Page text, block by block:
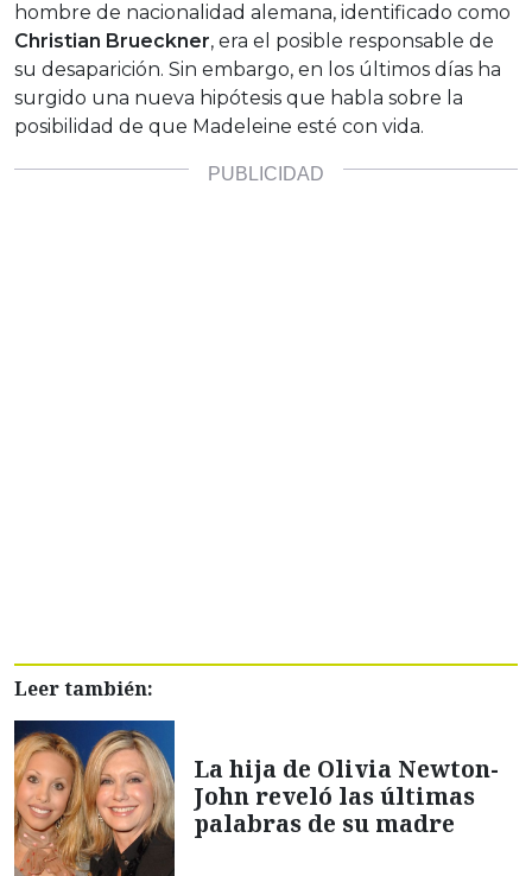
hombre de nacionalidad alemana, identificado como
Christian Brueckner, era el posible responsable de
su desaparición. Sin embargo, en los últimos días ha
surgido una nueva hipótesis que habla sobre la
posibilidad de que Madeleine esté con vida.
Leer también:
La hija de Olivia Newton-
John reveló las últimas
palabras de su madre